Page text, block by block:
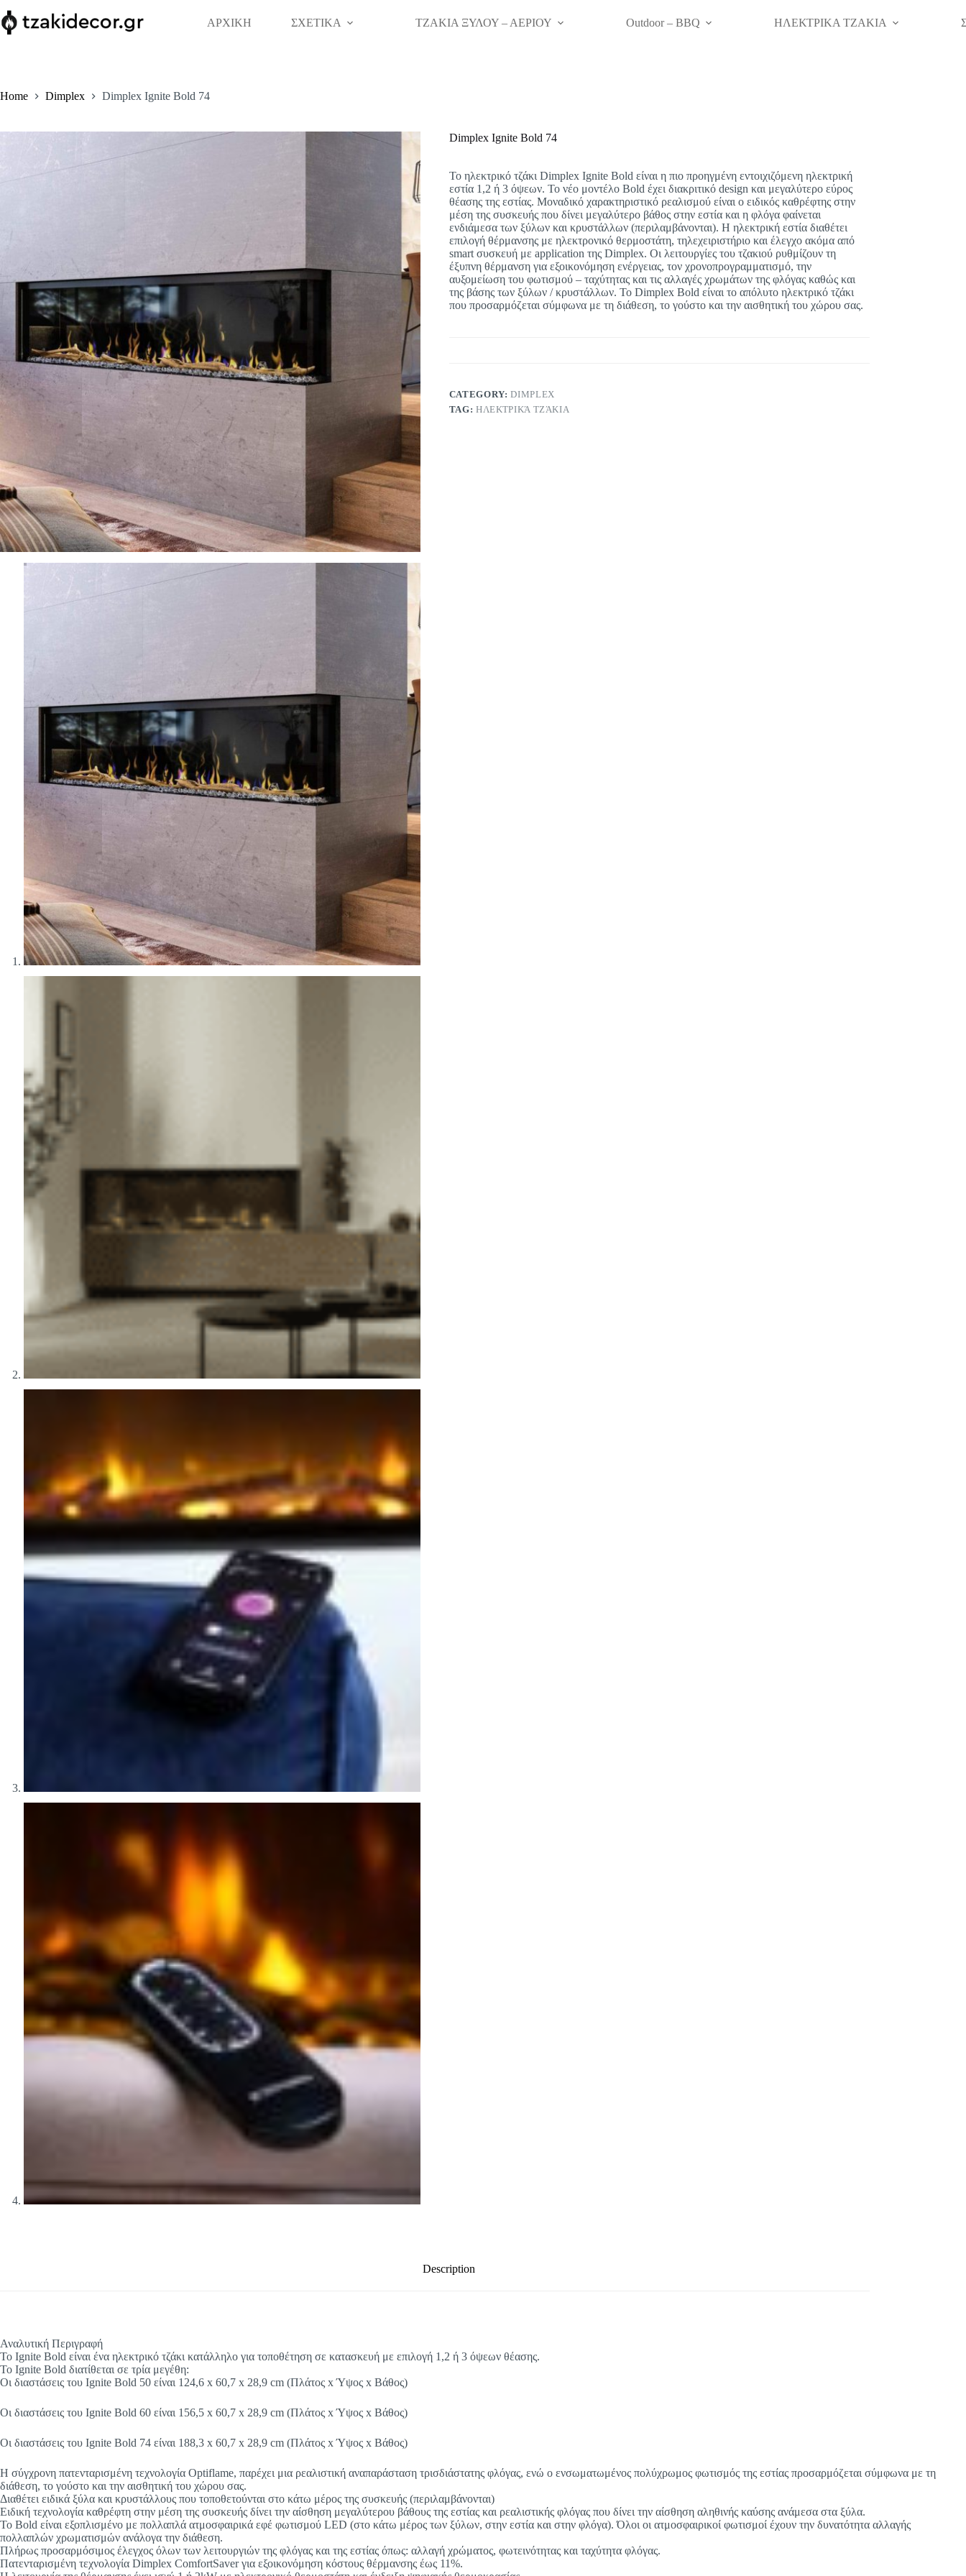
to
content
ΑΡΧΙΚΗ ΣΧΕΤΙΚΑ ΤΖΑΚΙΑ ΞΥΛΟΥ – ΑΕΡΙΟΥ Outdoor – BBQ ΗΛΕΚΤΡΙΚΑ ΤΖΑΚΙΑ
Home Dimplex Dimplex Ignite Bold 74
Dimplex Ignite Bold 74
Το ηλεκτρικό τζάκι Dimplex Ignite Bold είναι η πιο προηγμένη εντοιχιζόμενη ηλεκτρική
εστία 1,2 ή 3 όψεων. Το νέο μοντέλο Bold έχει διακριτικό design και μεγαλύτερο εύρος
θέασης της εστίας. Μοναδικό χαρακτηριστικό ρεαλισμού είναι ο ειδικός καθρέφτης στην
μέση της συσκευής που δίνει μεγαλύτερο βάθος στην εστία και η φλόγα φαίνεται
ενδιάμεσα των ξύλων και κρυστάλλων (περιλαμβάνονται). Η ηλεκτρική εστία διαθέτει
επιλογή θέρμανσης με ηλεκτρονικό θερμοστάτη, τηλεχειριστήριο και έλεγχο ακόμα από
smart συσκευή με application της Dimplex. Οι λειτουργίες του τζακιού ρυθμίζουν τη
έξυπνη θέρμανση για εξοικονόμηση ενέργειας, τον χρονοπρογραμματισμό, την
αυξομείωση του φωτισμού – ταχύτητας και τις αλλαγές χρωμάτων της φλόγας καθώς και
της βάσης των ξύλων / κρυστάλλων. Το Dimplex Bold είναι το απόλυτο ηλεκτρικό τζάκι
που προσαρμόζεται σύμφωνα με τη διάθεση, το γούστο και την αισθητική του χώρου σας.
CATEGORY:DIMPLEX
TAG:ΗΛΕΚΤΡΙΚΆ ΤΖΆΚΙΑ
Description
Αναλυτική Περιγραφή
To Ignite Bold είναι ένα ηλεκτρικό τζάκι κατάλληλο για τοποθέτηση σε κατασκευή με επιλογή 1,2 ή 3 όψεων θέασης.
Το Ignite Bold διατίθεται σε τρία μεγέθη:
Οι διαστάσεις του Ignite Bold 50 είναι 124,6 x 60,7 x 28,9 cm (Πλάτος x Ύψος x Βάθος)
Οι διαστάσεις του Ignite Bold 60 είναι 156,5 x 60,7 x 28,9 cm (Πλάτος x Ύψος x Βάθος)
Οι διαστάσεις του Ignite Bold 74 είναι 188,3 x 60,7 x 28,9 cm (Πλάτος x Ύψος x Βάθος)
Η σύγχρονη πατενταρισμένη τεχνολογία Optiflame, παρέχει μια ρεαλιστική αναπαράσταση τρισδιάστατης φλόγας, ενώ ο ενσωματωμένος πολύχρωμος φωτισμός της εστίας προσαρμόζεται σύμφωνα με τη
διάθεση, το γούστο και την αισθητική του χώρου σας.
Διαθέτει ειδικά ξύλα και κρυστάλλους που τοποθετούνται στο κάτω μέρος της συσκευής (περιλαμβάνονται)
Ειδική τεχνολογία καθρέφτη στην μέση της συσκευής δίνει την αίσθηση μεγαλύτερου βάθους της εστίας και ρεαλιστικής φλόγας που δίνει την αίσθηση αληθινής καύσης ανάμεσα στα ξύλα.
Το Bold είναι εξοπλισμένο με πολλαπλά ατμοσφαιρικά εφέ φωτισμού LED (στο κάτω μέρος των ξύλων, στην εστία και στην φλόγα). Όλοι οι ατμοσφαιρικοί φωτισμοί έχουν την δυνατότητα αλλαγής
πολλαπλών χρωματισμών ανάλογα την διάθεση.
Πλήρως προσαρμόσιμος έλεγχος όλων των λειτουργιών της φλόγας και της εστίας όπως: αλλαγή χρώματος, φωτεινότητας και ταχύτητα φλόγας.
Πατενταρισμένη τεχνολογία Dimplex ComfortSaver για εξοικονόμηση κόστους θέρμανσης έως 11%.